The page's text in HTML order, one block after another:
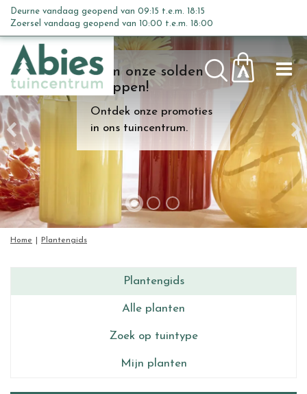
n
c
o
n
t
e
n
t
Kom onze solden
shoppen!
Ontdek onze promoties
in ons tuincentrum.
Home Plantengids
Deurne vandaag geopend van 09:15 t.e.m. 18:15
Zoersel vandaag geopend van 10:00 t.e.m. 18:00
Plantengids
Alle planten
Zoek op tuintype
Mijn planten